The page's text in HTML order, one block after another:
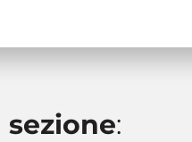
sezione: